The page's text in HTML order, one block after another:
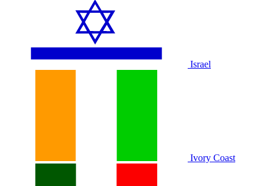
Israel
Ivory Coast